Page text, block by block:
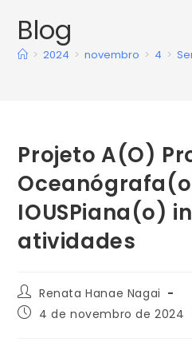
Blog
> 2024 > novembro > 4 >
Projeto A(O)
IOUSPiana(o)
atividades
Renata Hanae Nagai
4 de novembro de 2024